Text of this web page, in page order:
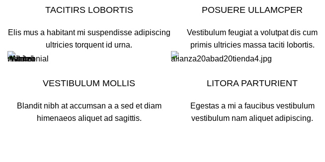
TACITIRS LOBORTIS
Elis mus a habitant mi suspendisse adipiscing
ultricies torquent id urna.
VESTIBULUM MOLLIS
Blandit nibh at accumsan a a sed et diam
himenaeos aliquet ad sagittis.
POSUERE ULLAMCPER
Vestibulum feugiat a volutpat dis cum
primis ultricies massa taciti lobortis.
LITORA PARTURIENT
Egestas a mi a faucibus vestibulum
vestibulum nam aliquet adipiscing.